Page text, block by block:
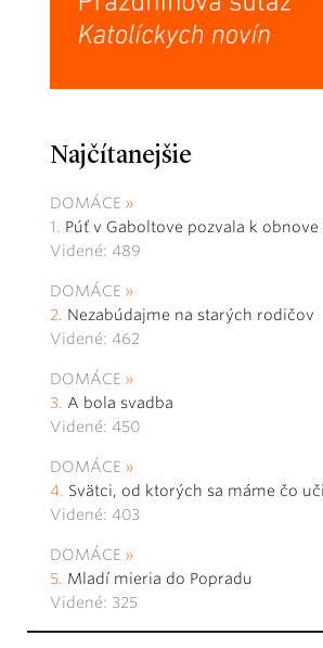
Najčítanejšie
DOMÁCE
Púť v Gaboltove pozvala k obnove
Videné: 489
DOMÁCE
Nezabúdajme na starých rodičov
Videné: 462
DOMÁCE
A bola svadba
Videné: 450
DOMÁCE
Svätci, od ktorých sa máme čo
Videné: 403
DOMÁCE
Mladí mieria do Popradu
Videné: 325